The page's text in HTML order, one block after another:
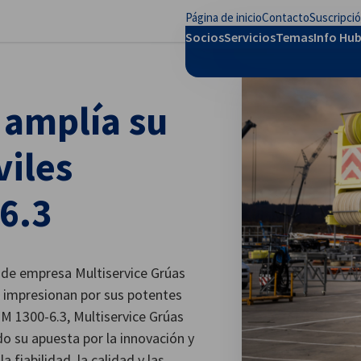
Página de inicioContacto
SociosServiciosTemasInfo Hub
su
empresa Multiservice Grúas
por sus potentes
1300-6.3, Multiservice Grúas
su apuesta por la innovación y